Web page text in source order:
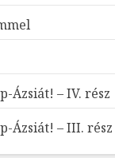
Ázsiát! – IV. rész
Ázsiát! – III. rész